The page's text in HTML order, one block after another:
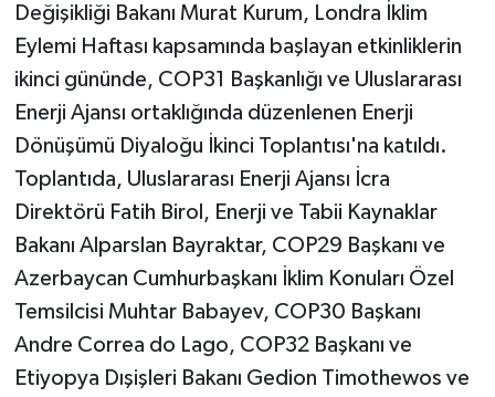
Değişikliği Bakanı Murat Kurum, Londra İklim
Eylemi Haftası kapsamında başlayan etkinliklerin
ikinci gününde, COP31 Başkanlığı ve Uluslararası
Enerji Ajansı ortaklığında düzenlenen Enerji
Dönüşümü Diyaloğu İkinci Toplantısı'na katıldı.
Toplantıda, Uluslararası Enerji Ajansı İcra
Direktörü Fatih Birol, Enerji ve Tabii Kaynaklar
Bakanı Alparslan Bayraktar, COP29 Başkanı ve
Azerbaycan Cumhurbaşkanı İklim Konuları Özel
Temsilcisi Muhtar Babayev, COP30 Başkanı
Andre Correa do Lago, COP32 Başkanı ve
Etiyopya Dışişleri Bakanı Gedion Timothewos ve